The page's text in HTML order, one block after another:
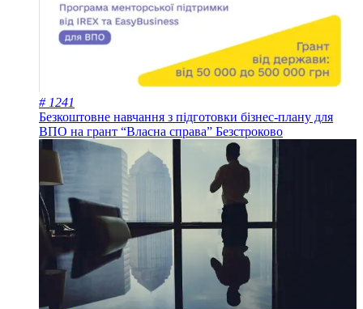
# 1241
Безкоштовне навчання з підготовки бізнес-плану для
ВПО на грант “Власна справа” Безстроково